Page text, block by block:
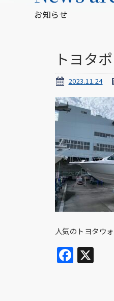
お知らせ
トヨタ
2023.11.24
人気のトヨタウ
X